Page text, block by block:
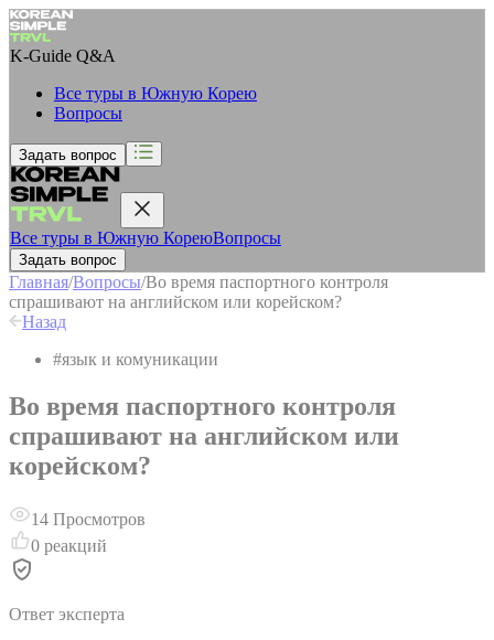
K-Guide Q&A
Все туры в Южную Корею
Вопросы
Задать вопрос
Все туры в Южную КореюВопросы
Задать вопрос
Главная/Вопросы/Во время паспортного контроля
спрашивают на английском или корейском?
Назад
#язык и комуникации
Во время паспортного контроля
спрашивают на английском или
корейском?
14 Просмотров
0 реакций
Ответ эксперта